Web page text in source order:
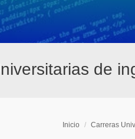
de
Inicio / Carreras